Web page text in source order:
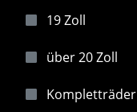
19 Zoll
über 20 Zoll
Kompletträder